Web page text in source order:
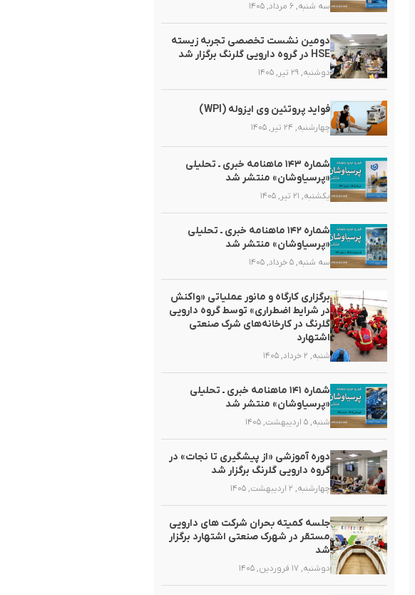
سه شنبه, ۶ مرداد, ۱۴۰۵
دومین نشست تخصصی تجربه زیسته
HSE در گروه دارویی گلرنگ برگزار شد
دوشنبه, ۲۹ تیر, ۱۴۰۵
فواید پروتئین وی ایزوله (WPI)
چهارشنبه, ۲۴ تیر, ۱۴۰۵
شماره ۱۴۳ ماهنامه خبری ـ تحلیلی
«پرسیاوشان» منتشر شد
یکشنبه, ۲۱ تیر, ۱۴۰۵
شماره ۱۴۲ ماهنامه خبری ـ تحلیلی
«پرسیاوشان» منتشر شد
سه شنبه, ۵ خرداد, ۱۴۰۵
برگزاری کارگاه و مانور عملیاتی «واکنش
در شرایط اضطراری» توسط گروه دارویی
گلرنگ در کارخانه‌های شرک صنعتی
اشتهارد
شنبه, ۲ خرداد, ۱۴۰۵
شماره ۱۴۱ ماهنامه خبری ـ تحلیلی
«پرسیاوشان» منتشر شد
شنبه, ۵ اردیبهشت, ۱۴۰۵
دوره آموزشی «از پیشگیری تا نجات» در
گروه دارویی گلرنگ برگزار شد
چهارشنبه, ۲ اردیبهشت, ۱۴۰۵
جلسه کمیته بحران شرکت های دارویی
مستقر در شهرک صنعتی اشتهارد برگزار
شد
دوشنبه, ۱۷ فروردین, ۱۴۰۵